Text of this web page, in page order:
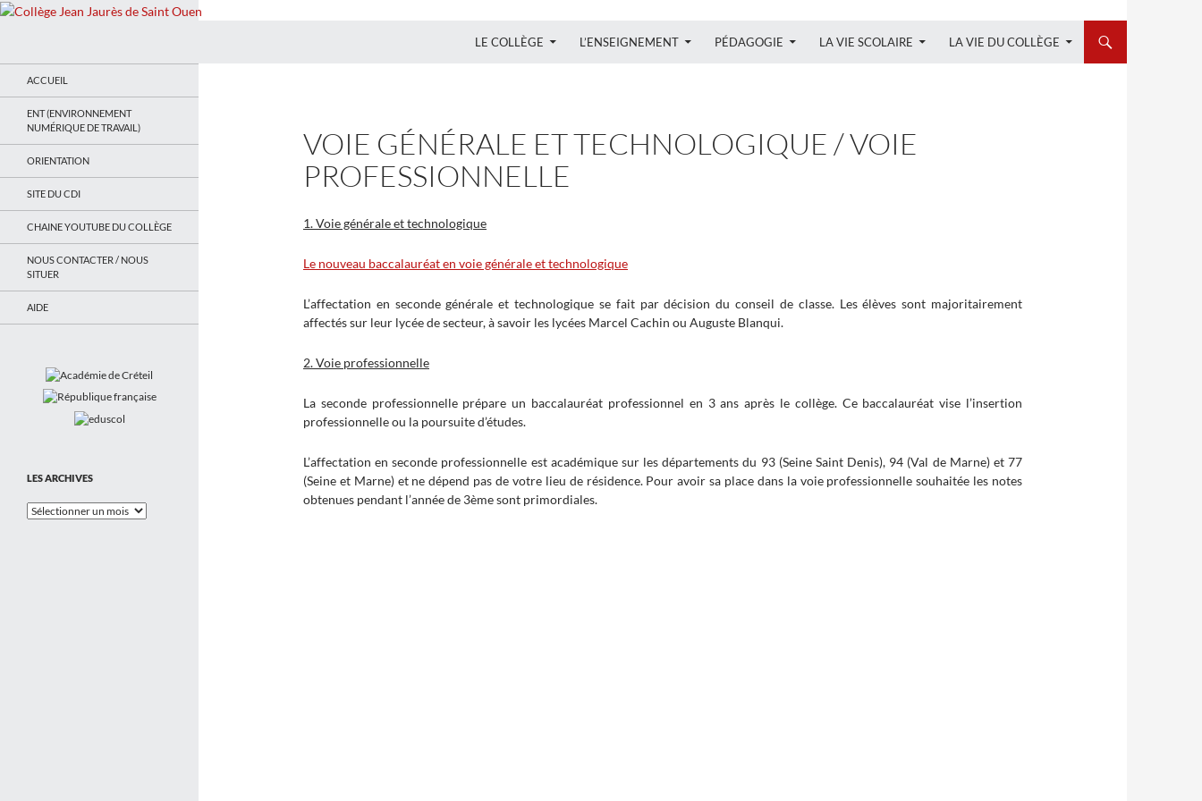
LE COLLÈGE L’ENSEIGNEMENT PÉDAGOGIE LA VIE SCOLAIRE LA VIE DU COLLÈGE
VOIE GÉNÉRALE ET TECHNOLOGIQUE / VOIE
PROFESSIONNELLE
1. Voie générale et technologique
Le nouveau baccalauréat en voie générale et technologique
L’affectation en seconde générale et technologique se fait par décision du conseil de classe. Les élèves sont majoritairement
affectés sur leur lycée de secteur, à savoir les lycées Marcel Cachin ou Auguste Blanqui.
2. Voie professionnelle
La seconde professionnelle prépare un baccalauréat professionnel en 3 ans après le collège. Ce baccalauréat vise l’insertion
professionnelle ou la poursuite d’études.
L’affectation en seconde professionnelle est académique sur les départements du 93 (Seine Saint Denis), 94 (Val de Marne) et 77
(Seine et Marne) et ne dépend pas de votre lieu de résidence. Pour avoir sa place dans la voie professionnelle souhaitée les notes
obtenues pendant l’année de 3ème sont primordiales.
ACCUEIL
ENT (ENVIRONNEMENT
NUMÉRIQUE DE TRAVAIL)
ORIENTATION
SITE DU CDI
CHAINE YOUTUBE DU COLLÈGE
NOUS CONTACTER / NOUS
SITUER
AIDE
LES ARCHIVES
Les